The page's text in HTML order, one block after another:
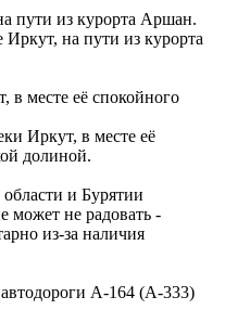
Иркут, на пути из курорта
Иркут, в месте её
долиной.
и Бурятии
может не радовать -
из-за наличия